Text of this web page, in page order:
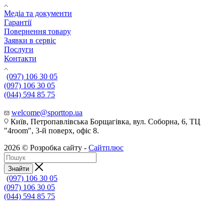
Медіа та документи
Гарантії
Повернення товару
Заявки в сервіс
Послуги
Контакти
(097) 106 30 05
(097) 106 30 05
(044) 594 85 75
welcome@sporttop.ua
Київ, Петропавлівська Борщагівка, вул. Соборна, 6, ТЦ
"4room", 3-й поверх, офіс 8.
2026 © Розробка сайту - Сайтплюс
Знайти
(097) 106 30 05
(097) 106 30 05
(044) 594 85 75